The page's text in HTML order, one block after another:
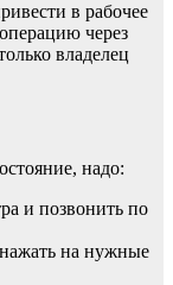
в рабочее
через
владелец
надо:
и позвонить по
на нужные